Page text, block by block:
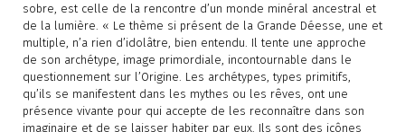
sobre, est celle de la rencontre d’un monde minéral ancestral et
de la lumière. « Le thème si présent de la Grande Déesse, une et
multiple, n’a rien d’idolâtre, bien entendu. Il tente une approche
de son archétype, image primordiale, incontournable dans le
questionnement sur l’Origine. Les archétypes, types primitifs,
qu’ils se manifestent dans les mythes ou les rêves, ont une
présence vivante pour qui accepte de les reconnaître dans son
imaginaire et de se laisser habiter par eux. Ils sont des icônes